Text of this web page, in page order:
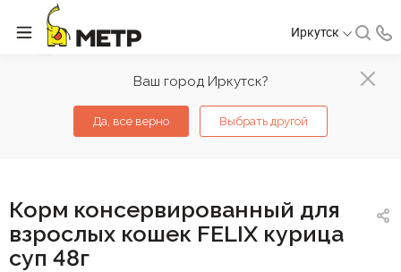
Ваш город Иркутск?
Да, все верно Выбрать другой
Иркутск
Корм консервированный для
взрослых кошек FELIX курица
суп 48г